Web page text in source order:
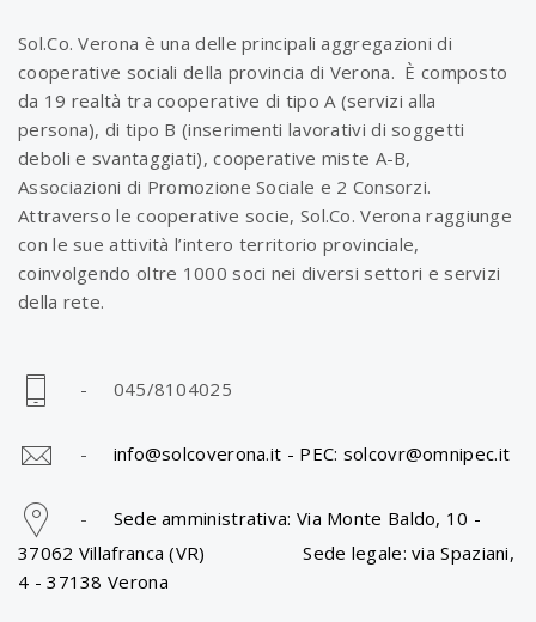
Sol.Co. Verona è una delle principali aggregazioni di
cooperative sociali della provincia di Verona. È composto
da 19 realtà tra cooperative di tipo A (servizi alla
persona), di tipo B (inserimenti lavorativi di soggetti
deboli e svantaggiati), cooperative miste A-B,
Associazioni di Promozione Sociale e 2 Consorzi.
Attraverso le cooperative socie, Sol.Co. Verona raggiunge
con le sue attività l’intero territorio provinciale,
coinvolgendo oltre 1000 soci nei diversi settori e servizi
della rete.
- 045/8104025
- info@solcoverona.it - PEC: solcovr@omnipec.it
- Sede amministrativa: Via Monte Baldo, 10 -
37062 Villafranca (VR) Sede legale: via Spaziani,
4 - 37138 Verona